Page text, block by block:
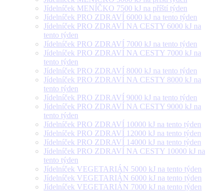
Jídelníček MENÍČKO 7500 kJ na příští týden
Jídelníček PRO ZDRAVÍ 6000 kJ na tento týden
Jídelníček PRO ZDRAVÍ NA CESTY 6000 kJ na
tento týden
Jídelníček PRO ZDRAVÍ 7000 kJ na tento týden
Jídelníček PRO ZDRAVÍ NA CESTY 7000 kJ na
tento týden
Jídelníček PRO ZDRAVÍ 8000 kJ na tento týden
Jídelníček PRO ZDRAVÍ NA CESTY 8000 kJ na
tento týden
Jídelníček PRO ZDRAVÍ 9000 kJ na tento týden
Jídelníček PRO ZDRAVÍ NA CESTY 9000 kJ na
tento týden
Jídelníček PRO ZDRAVÍ 10000 kJ na tento týden
Jídelníček PRO ZDRAVÍ 12000 kJ na tento týden
Jídelníček PRO ZDRAVÍ 14000 kJ na tento týden
Jídelníček PRO ZDRAVÍ NA CESTY 10000 kJ na
tento týden
Jídelníček VEGETARIÁN 5000 kJ na tento týden
Jídelníček VEGETARIÁN 6000 kJ na tento týden
Jídelníček VEGETARIÁN 7000 kJ na tento týden